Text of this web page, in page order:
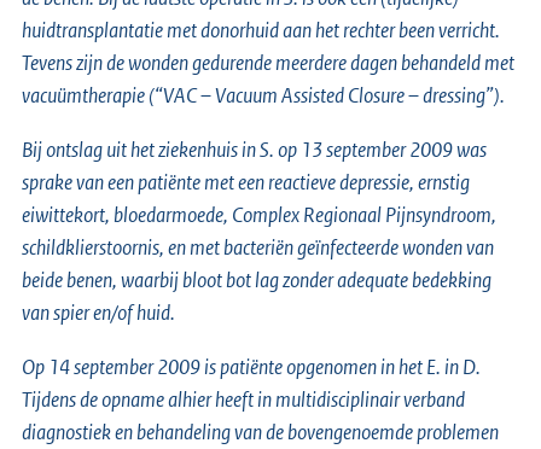
huidtransplantatie met donorhuid aan het rechter been verricht.
Tevens zijn de wonden gedurende meerdere dagen behandeld met
vacuümtherapie (“VAC – Vacuum Assisted Closure – dressing”).
Bij ontslag uit het ziekenhuis in S. op 13 september 2009 was
sprake van een patiënte met een reactieve depressie, ernstig
eiwittekort, bloedarmoede, Complex Regionaal Pijnsyndroom,
schildklierstoornis, en met bacteriën geïnfecteerde wonden van
beide benen, waarbij bloot bot lag zonder adequate bedekking
van spier en/of huid.
Op 14 september 2009 is patiënte opgenomen in het E. in D.
Tijdens de opname alhier heeft in multidisciplinair verband
diagnostiek en behandeling van de bovengenoemde problemen